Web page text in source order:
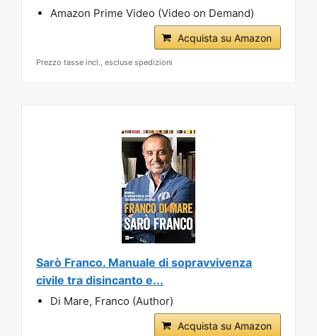
Amazon Prime Video (Video on Demand)
Acquista su Amazon
Prezzo tasse incl., escluse spedizioni
Sarò Franco. Manuale di sopravvivenza
civile tra disincanto e...
Di Mare, Franco (Author)
Acquista su Amazon